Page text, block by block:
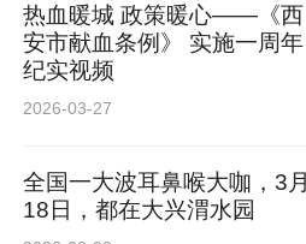
热血暖城 政策暖心——《西
安市献血条例》 实施一周年
纪实视频
2026-03-27
全国一大波耳鼻喉大咖，3月
18日，都在大兴渭水园